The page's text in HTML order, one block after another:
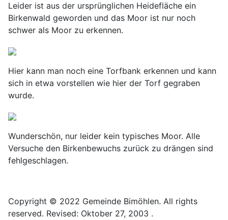
Leider ist aus der ursprünglichen Heidefläche ein
Birkenwald geworden und das Moor ist nur noch
schwer als Moor zu erkennen.
Hier kann man noch eine Torfbank erkennen und kann
sich in etwa vorstellen wie hier der Torf gegraben
wurde.
Wunderschön, nur leider kein typisches Moor. Alle
Versuche den Birkenbewuchs zurück zu drängen sind
fehlgeschlagen.
Copyright © 2022 Gemeinde Bimöhlen. All rights
reserved. Revised: Oktober 27, 2003 .